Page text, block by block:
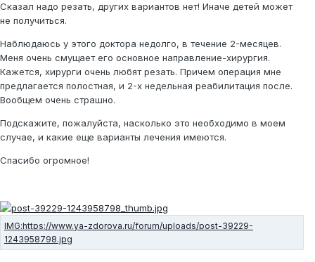
Сказал надо резать, других вариантов нет! Иначе детей может
не получиться.
Наблюдаюсь у этого доктора недолго, в течение 2-месяцев.
Меня очень смущает его основное направление-хирургия.
Кажется, хирурги очень любят резать. Причем операция мне
предлагается полостная, и 2-х недельная реабилитация после.
Вообщем очень страшно.
Подскажите, пожалуйста, насколько это необходимо в моем
случае, и какие еще варианты лечения имеются.
Спасибо огромное!